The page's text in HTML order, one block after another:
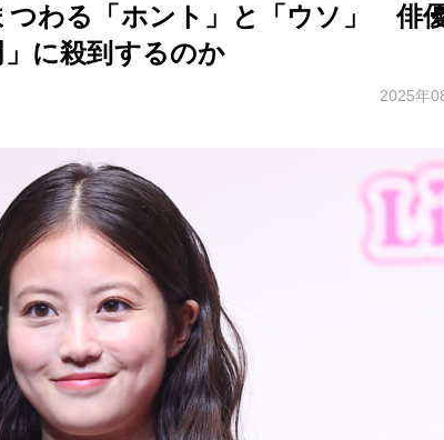
つわる「ホント」と「ウソ」 俳
に殺到するのか
2025年